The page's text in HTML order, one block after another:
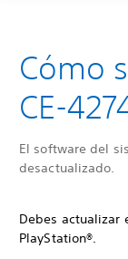
Cómo
CE-
El software del
desactualizado.
Debes actualizar
PlayStation®.